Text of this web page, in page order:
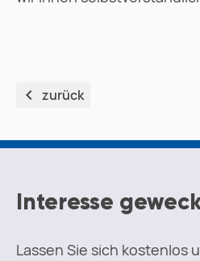
zurück
Interesse
Lassen Sie sich kostenlos